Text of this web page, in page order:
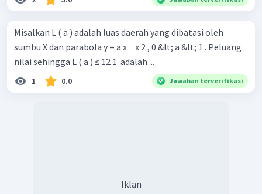
Misalkan L ( a ) adalah luas daerah yang dibatasi oleh
sumbu X dan parabola y = a x − x 2 , 0 &lt; a &lt; 1 . Peluang
nilai sehingga L ( a ) ≤ 12 1 ​ adalah ...
1 0.0 Jawaban terverifikasi
Iklan